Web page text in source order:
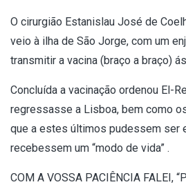
O cirurgião Estanislau José de
veio à ilha de São Jorge, com um
transmitir a vacina (braço a braço)
Concluída a vacinação ordenou El-
regressasse a Lisboa, bem como
que a estes últimos pudessem ser
recebessem um “modo de vida” .
COM A VOSSA PACIÊNCIA FALEI,